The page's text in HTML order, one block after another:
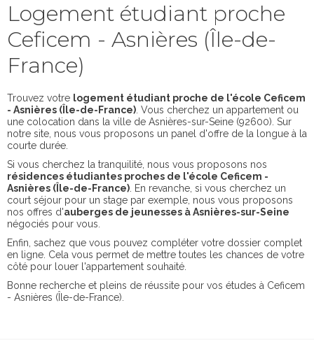
Logement étudiant proche
Ceficem - Asnières (Île-de-
France)
Trouvez votre logement étudiant proche de l'école Ceficem
- Asnières (Île-de-France) . Vous cherchez un appartement ou
une colocation dans la ville de Asnières-sur-Seine (92600). Sur
notre site, nous vous proposons un panel d'offre de la longue à la
courte durée.
Si vous cherchez la tranquilité, nous vous proposons nos
résidences étudiantes proches de l'école Ceficem -
Asnières (Île-de-France) . En revanche, si vous cherchez un
court séjour pour un stage par exemple, nous vous proposons
nos offres d'auberges de jeunesses à Asnières-sur-Seine
négociés pour vous.
Enfin, sachez que vous pouvez compléter votre dossier complet
en ligne. Cela vous permet de mettre toutes les chances de votre
côté pour louer l'appartement souhaité.
Bonne recherche et pleins de réussite pour vos études à Ceficem
- Asnières (Île-de-France).